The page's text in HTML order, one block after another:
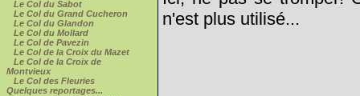
Le Col du Sabot
Le Col du Grand Cucheron
Le Col du Glandon
Le Col du Mollard
Le Col de Pavezin
Le Col de la Croix du Mazet
Le Col de la Croix de
Montvieux
Le Col des Fleuries
Quelques reportages...
n'est plus utilisé...